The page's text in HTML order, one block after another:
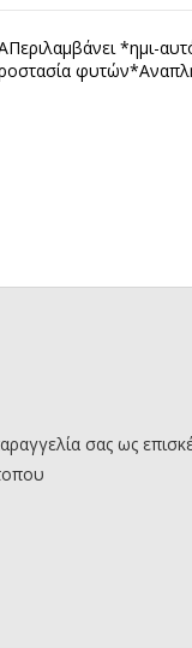
*ημι-
σας ως